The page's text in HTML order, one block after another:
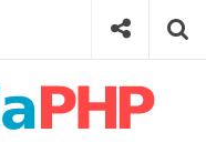
Social